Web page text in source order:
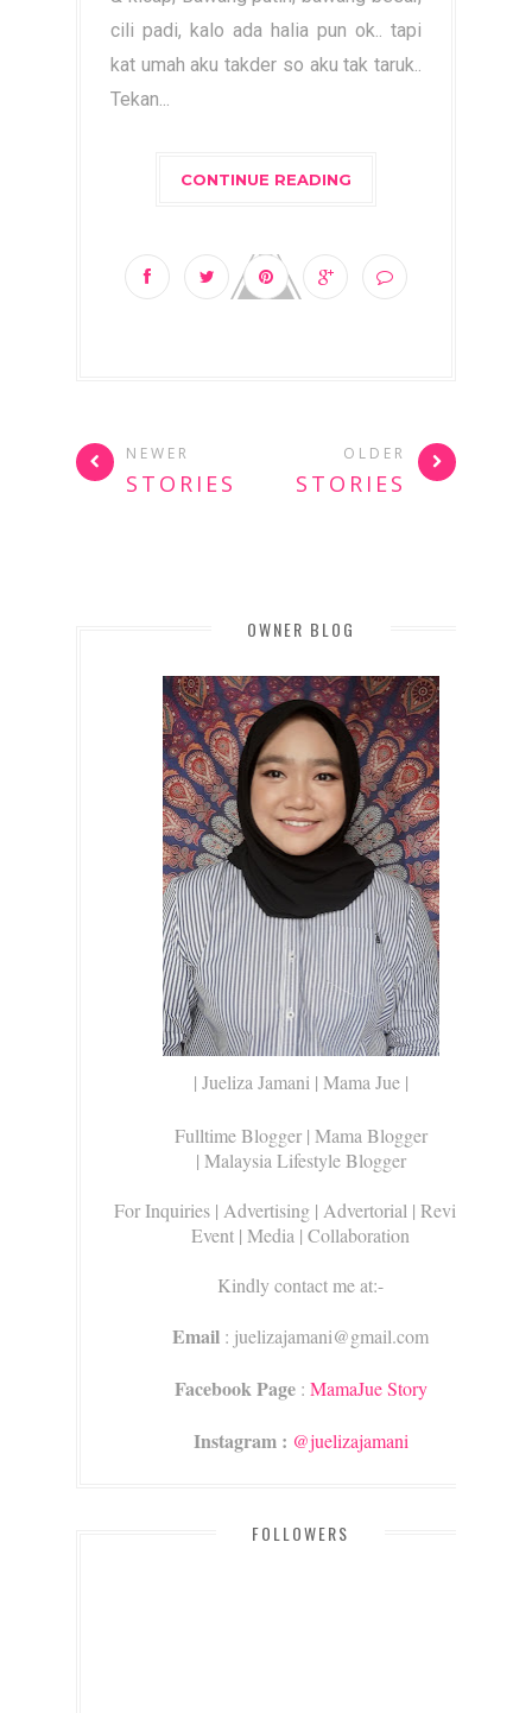
cili padi, kalo ada halia pun ok.. tapi
kat umah aku takder so aku tak taruk..
Tekan...
CONTINUE READING
NEWER
STORIES
OLDER
STORIES
OWNER BLOG
| Jueliza Jamani | Mama Jue |
Fulltime Blogger | Mama Blogger
| Malaysia Lifestyle Blogger
For Inquiries | Advertising | Advertorial | Review |
Event | Media | Collaboration
Kindly contact me at:-
Email : juelizajamani@gmail.com
Facebook Page: MamaJue Story
Instagram : @juelizajamani
FOLLOWERS